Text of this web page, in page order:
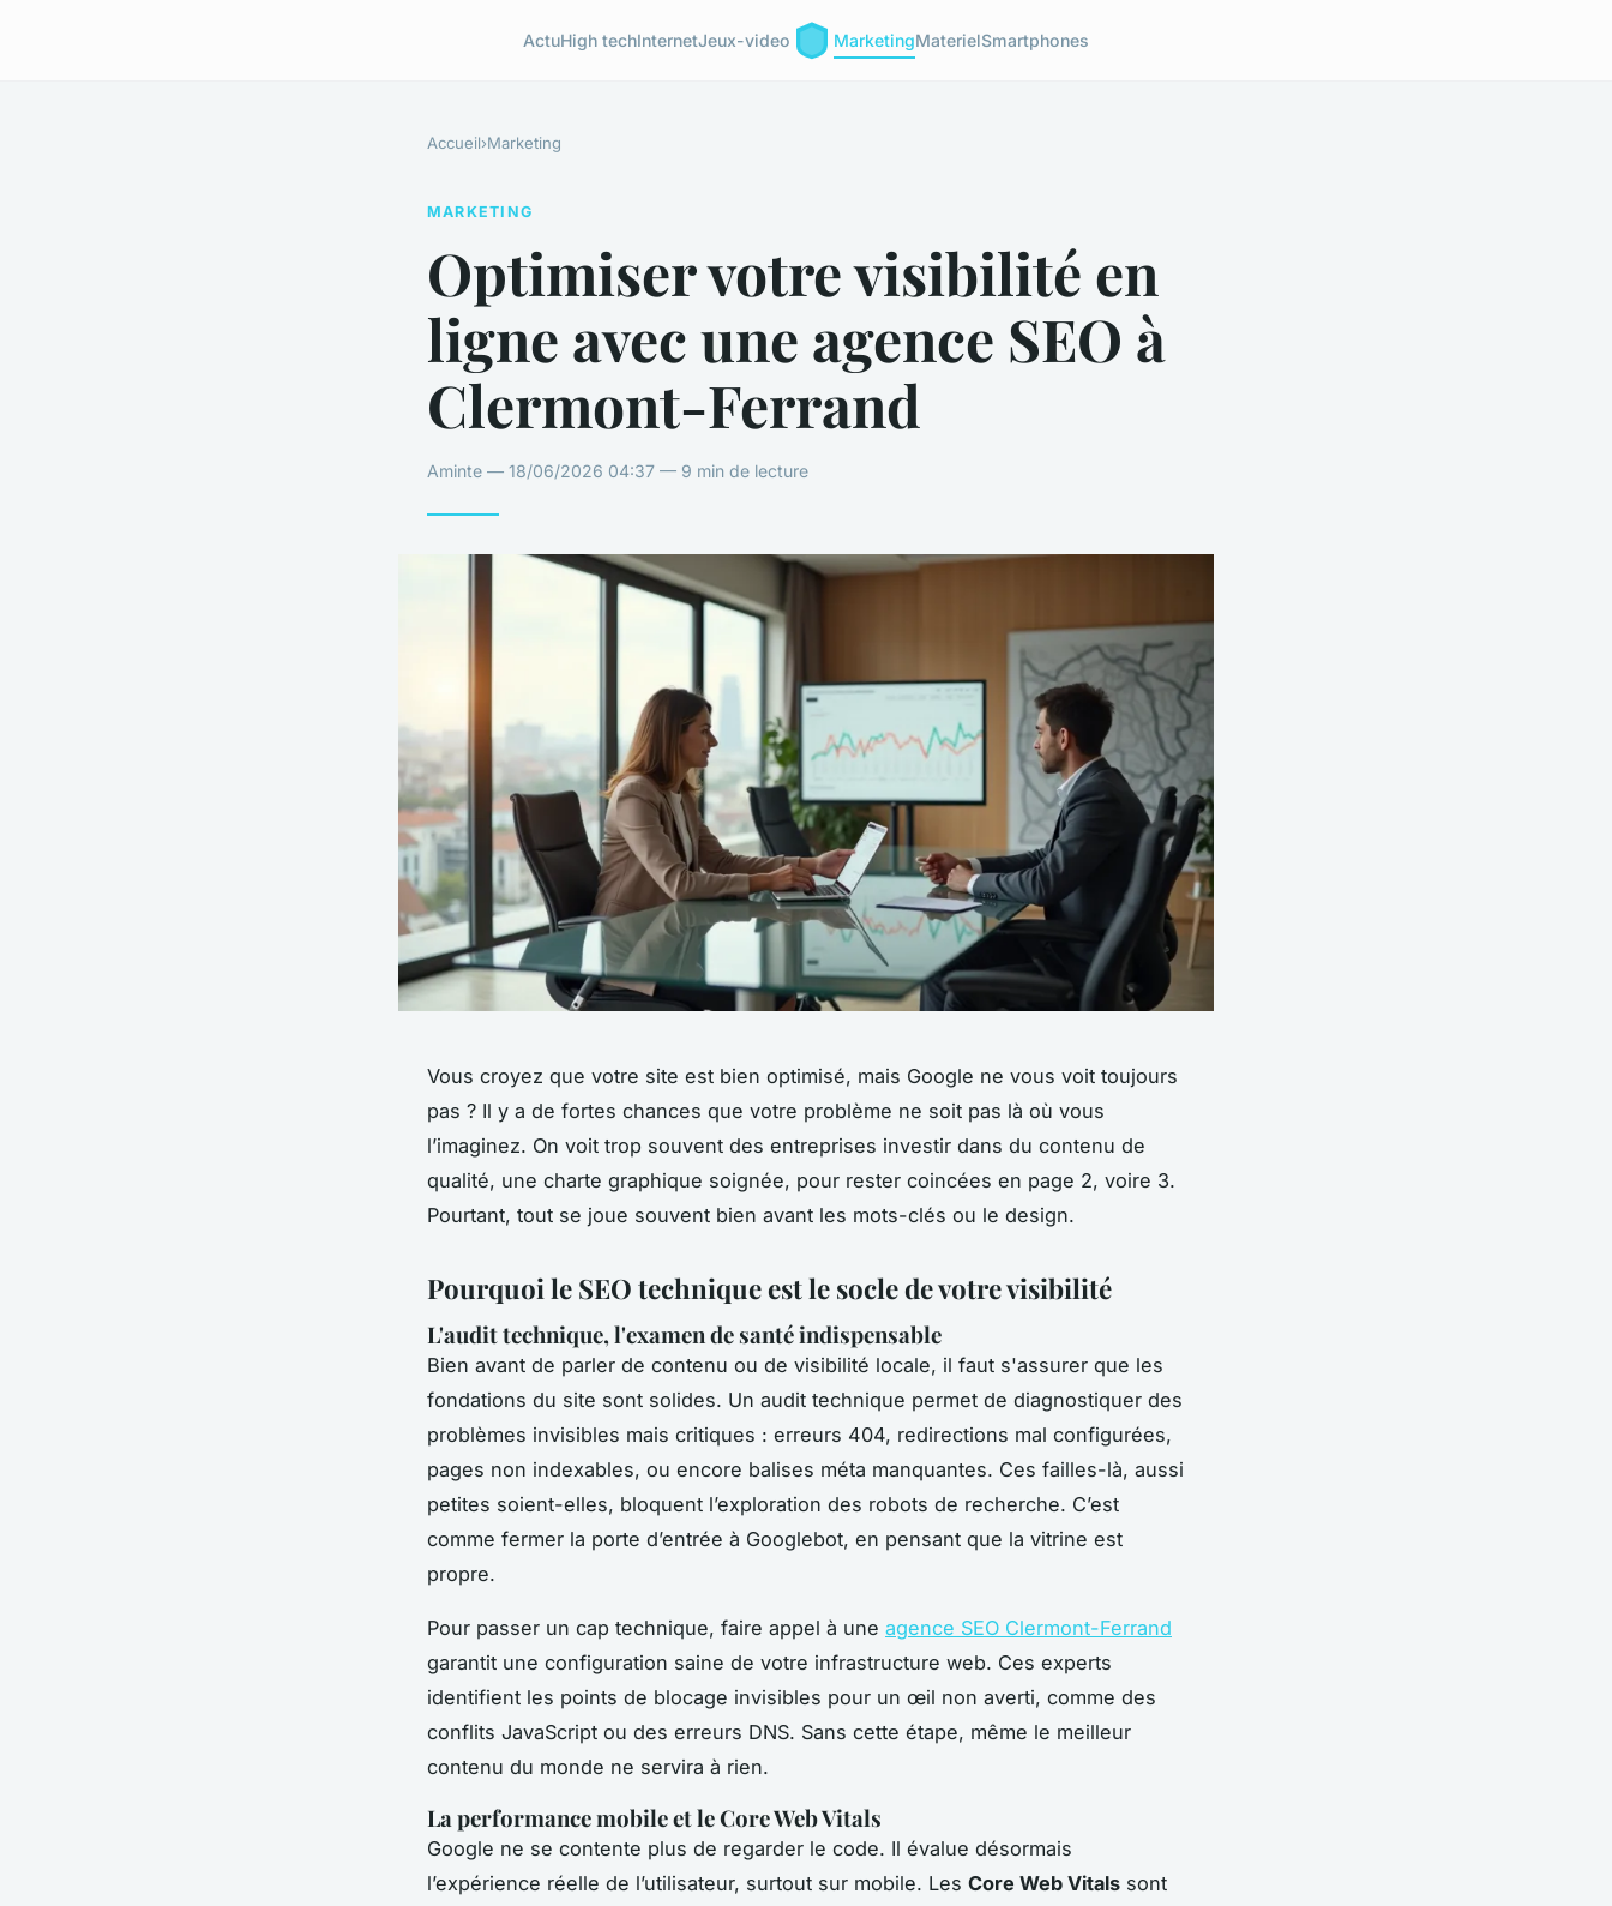
ActuHigh techInternetJeux-video MarketingMaterielSmartphones
Accueil›Marketing
MARKETING
Optimiser votre visibilité en
ligne avec une agence SEO à
Clermont-Ferrand
Aminte — 18/06/2026 04:37 — 9 min de lecture
Vous croyez que votre site est bien optimisé, mais Google ne vous voit toujours
pas ? Il y a de fortes chances que votre problème ne soit pas là où vous
l’imaginez. On voit trop souvent des entreprises investir dans du contenu de
qualité, une charte graphique soignée, pour rester coincées en page 2, voire 3.
Pourtant, tout se joue souvent bien avant les mots-clés ou le design.
Pourquoi le SEO technique est le socle de votre visibilité
L'audit technique, l'examen de santé indispensable
Bien avant de parler de contenu ou de visibilité locale, il faut s'assurer que les
fondations du site sont solides. Un audit technique permet de diagnostiquer des
problèmes invisibles mais critiques : erreurs 404, redirections mal configurées,
pages non indexables, ou encore balises méta manquantes. Ces failles-là, aussi
petites soient-elles, bloquent l’exploration des robots de recherche. C’est
comme fermer la porte d’entrée à Googlebot, en pensant que la vitrine est
propre.
Pour passer un cap technique, faire appel à une agence SEO Clermont-Ferrand
garantit une configuration saine de votre infrastructure web. Ces experts
identifient les points de blocage invisibles pour un œil non averti, comme des
conflits JavaScript ou des erreurs DNS. Sans cette étape, même le meilleur
contenu du monde ne servira à rien.
La performance mobile et le Core Web Vitals
Google ne se contente plus de regarder le code. Il évalue désormais
l’expérience réelle de l’utilisateur, surtout sur mobile. Les Core Web Vitals sont